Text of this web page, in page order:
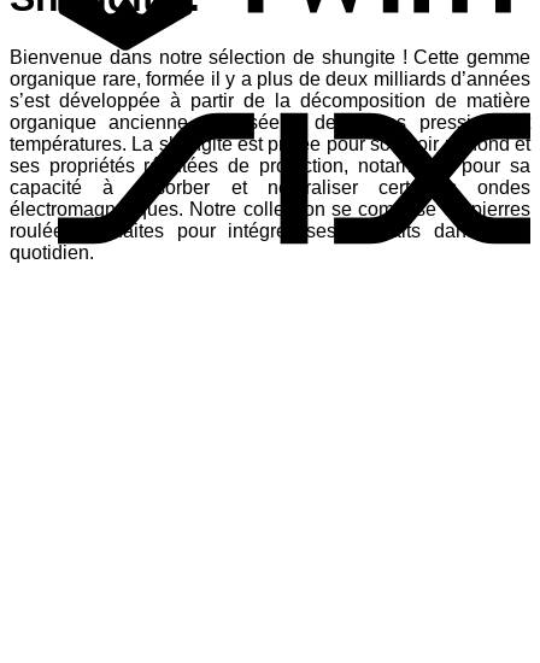
Bienvenue dans notre sélection de shungite ! Cette gemme
organique rare, formée il y a plus de deux milliards d’années
s’est développée à partir de la décomposition de matière
organique ancienne, exposée à de hautes pressions et
températures. La shungite est prisée pour son noir profond et
ses propriétés réputées de protection, notamment pour sa
capacité à absorber et neutraliser certaines ondes
électromagnétiques. Notre collection se compose de pierres
roulées, parfaites pour intégrer ses bienfaits dans votre
quotidien.